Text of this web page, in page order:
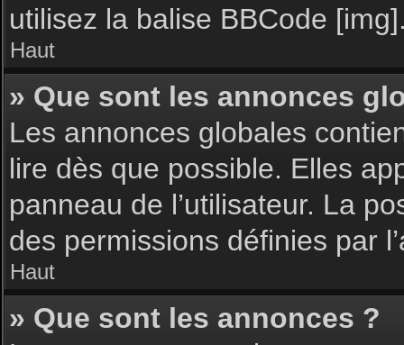
utilisez la balise BBCode
Haut
» Que sont les annonces
Les annonces globales
lire dès que possible. Elles
panneau de l’utilisateur. La
des permissions définies par
Haut
» Que sont les annonces ?